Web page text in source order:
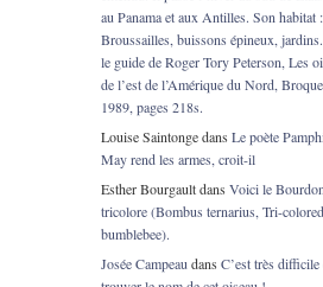
au Panama et aux Antilles. Son habitat :
Broussailles, buissons épineux,
le guide de Roger Tory Peterson, Les
de l’est de l’Amérique du Nord,
1989, pages 218s.
Louise Saintongedans Le poète
May rend les armes, croit-il
Esther Bourgaultdans Voici le Bourdon
tricolore (Bombus ternarius, Tri-colored
bumblebee).
Josée Campeau dans C’est très difficile